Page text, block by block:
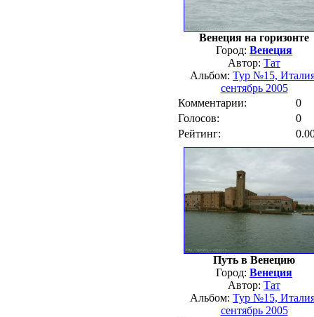
Венеция на горизонте
Город: Венеция
Автор: Тат
Альбом: Тур №15,
сентябрь 2005
Комментарии:
0
Голосов:
0
Рейтинг:
Путь в Венецию
Город: Венеция
Автор: Тат
Альбом: Тур №15,
сентябрь 2005